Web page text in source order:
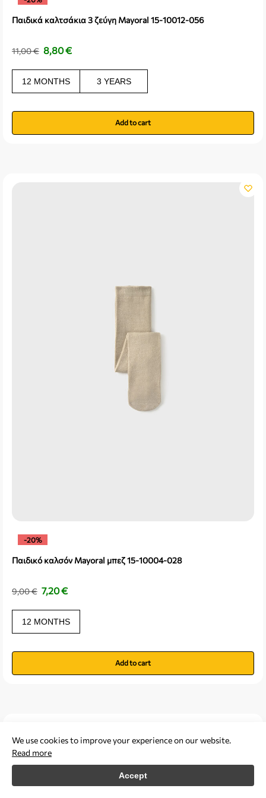
Παιδικά καλτσάκια 3 ζεύγη Mayoral 15-10012-056
11,00€ 8,80€
12 MONTHS 3 YEARS
Add to cart
-20%
Παιδικό καλσόν Mayoral μπεζ 15-10004-028
9,00€ 7,20€
12 MONTHS
Add to cart
We use cookies to improve your experience on our website.
Read more
Accept